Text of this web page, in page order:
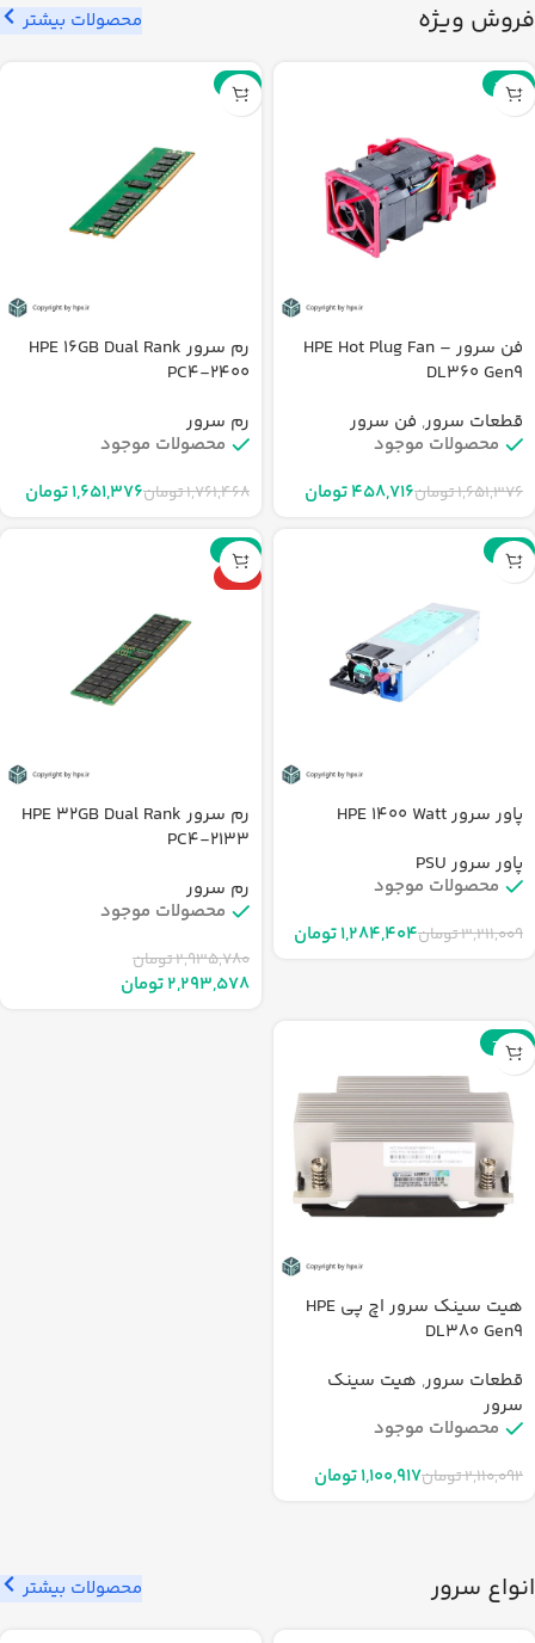
فروش ویژه محصولات بیشتر
-72%
فن سرور HPE Hot Plug Fan –
DL360 Gen9
قطعات سرور, فن سرور
محصولات موجود
۱,۶۵۱,۳۷۶تومان۴۵۸,۷۱۶تومان
-6%
رم سرور HPE 16GB Dual Rank
PC4-2400
رم سرور
محصولات موجود
۱,۷۶۱,۴۶۸تومان۱,۶۵۱,۳۷۶تومان
-60%
پاور سرور HPE 1400 Watt
پاور سرور PSU
محصولات موجود
۳,۲۱۱,۰۰۹تومان۱,۲۸۴,۴۰۴تومان
-22%
ویژه
رم سرور HPE 32GB Dual Rank
PC4-2133
رم سرور
محصولات موجود
۲,۹۳۵,۷۸۰تومان
۲,۲۹۳,۵۷۸تومان
-48%
هیت سینک سرور اچ پی HPE
DL380 Gen9
قطعات سرور, هیت سینک
سرور
محصولات موجود
۲,۱۱۰,۰۹۲تومان۱,۱۰۰,۹۱۷تومان
انواع سرور محصولات بیشتر